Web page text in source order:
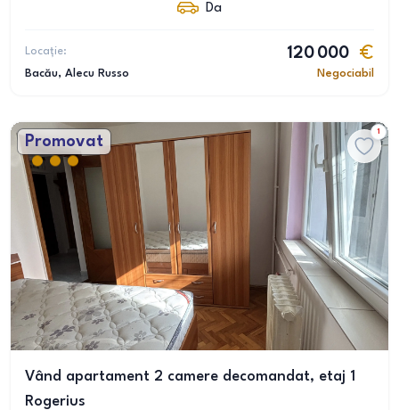
Da
Locație:
Bacău, Alecu Russo
120 000
Negociabil
Promovat
1
Vând apartament 2 camere decomandat, etaj 1
Rogerius